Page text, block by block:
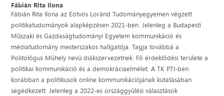
Fábián Rita Ilona
Fábián Rita Ilona az Eötvös Loránd Tudományegyemen végzett
politikatudományok alapképzésen 2021-ben. Jelenleg a Budapesti
Műszaki és Gazdaságtudományi Egyetem kommunikáció és
médiatudomány mesterszakos hallgatója. Tagja továbbá a
Politológus Műhely nevű diákszervezetnek. Fő érdeklődési területe a
politikai kommunikáció és a demokráciaelmélet. A TK PTI-ben
korábban a politikusok online kommunikációjának kutatásában
segédkezett. Jelenleg a 2022-es országgyűlési választások